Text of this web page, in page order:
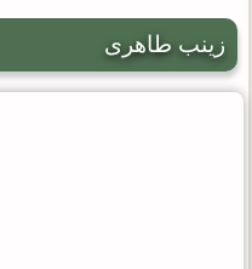
زینب طاهری